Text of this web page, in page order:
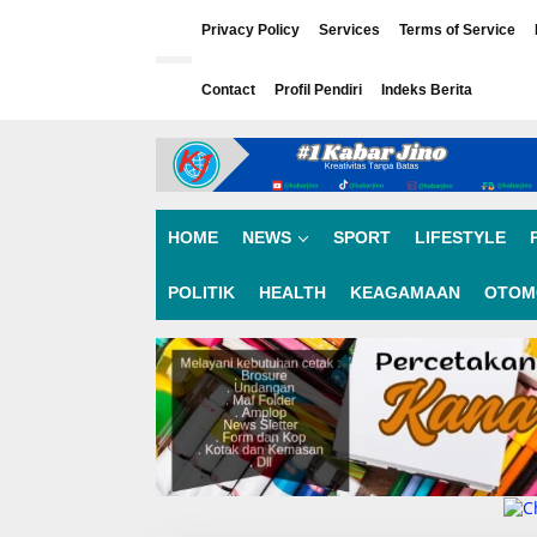
Privacy Policy Services Terms of Service
Contact Profil Pendiri Indeks Berita
HOME NEWS SPORT LIFESTYLE
POLITIK HEALTH KEAGAMAAN